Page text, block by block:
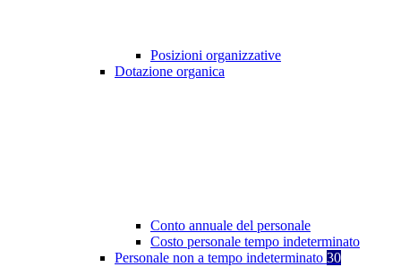
Posizioni organizzative
Dotazione organica
Conto annuale del personale
Costo personale tempo indeterminato
Personale non a tempo indeterminato 30